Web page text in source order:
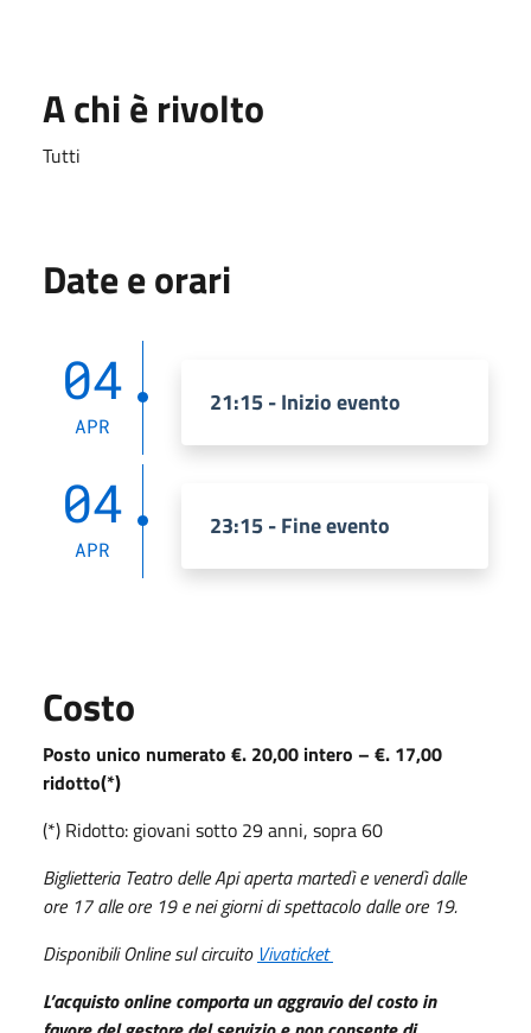
A chi è rivolto
Tutti
Date e orari
04
APR
21:15 - Inizio evento
04
APR
23:15 - Fine evento
Costo
Posto unico numerato €. 20,00 intero – €. 17,00
ridotto(*)
(*) Ridotto: giovani sotto 29 anni, sopra 60
Biglietteria Teatro delle Api aperta martedì e venerdì dalle
ore 17 alle ore 19 e nei giorni di spettacolo dalle ore 19.
Disponibili Online sul circuito Vivaticket
L’acquisto online comporta un aggravio del costo in